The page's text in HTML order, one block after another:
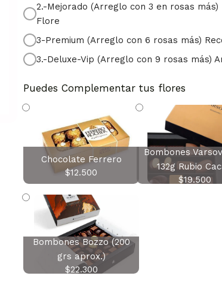
2.-Mejorado (Arreglo con 3 en rosas más)
Flore
3-Premium (Arreglo con 6 rosas más)
3.-Deluxe-Vip (Arreglo con 9 rosas más)
Puedes Complementar tus flores
Chocolate Ferrero
$12.500
Bombones
132g Rubio
$19.500
Bombones Bozzo (200
grs aprox.)
$22.300